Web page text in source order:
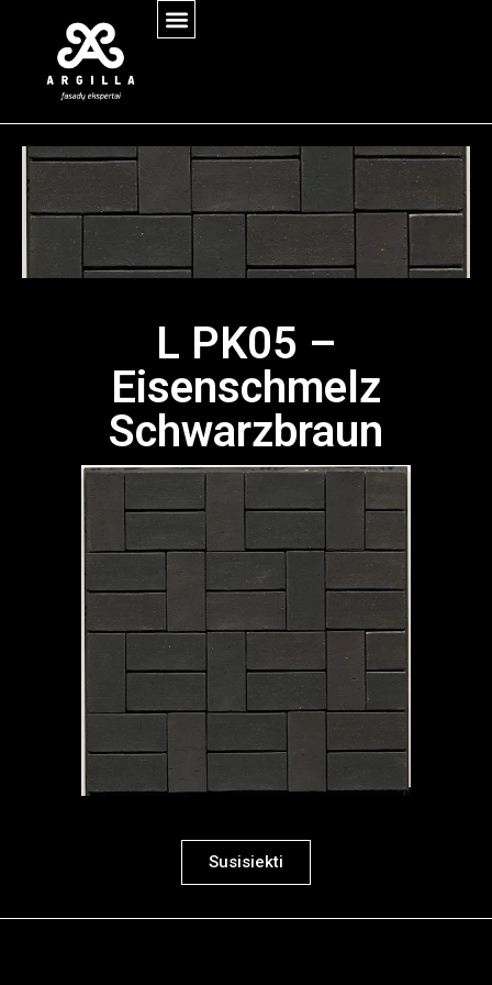
L PK05 –
Eisenschmelz
Schwarzbraun
Susisiekti